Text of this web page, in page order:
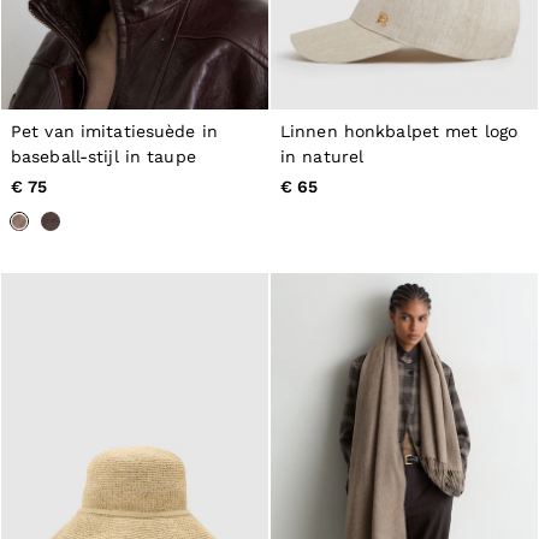
Belts
Ties & Pocket Squares
Bags & Wallets
Hats, Gloves & Scarves
Socks & Underwear
All Accessories
Linen Collection
Reiss | McLaren Racing
CHILDREN
Co-ords
Trousers & Jeans
Sweats & Hoodies
All Boys'
Pet van imitatiesuède in
baseball-stijl in taupe
€ 75
Linnen honkbalpet met logo
in naturel
€ 65